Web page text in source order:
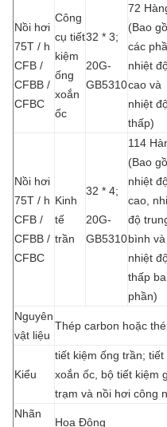
Nồi hơi
75T / h
CFB /
CFBB /
CFBC
Công
cụ tiết
kiệm
ống
xoắn
ốc
32 * 3;
20G-
GB5310
72
(Bao
các
nhiệt
cao và
nhiệt
thấp)
Nồi hơi
75T / h
CFB /
CFBB /
CFBC
Kinh
tế
trần
32 * 4;
20G-
GB5310
114
(Bao
nhiệt
cao,
độ
bình và
nhiệt
thấp ba
phần)
Nguyên
vật liệu
Thép carbon hoặc
Kiểu
tiết kiệm ống trần;
xoắn ốc, bộ tiết kiệm
trạm và nồi hơi công
Nhãn
Hoa Đông